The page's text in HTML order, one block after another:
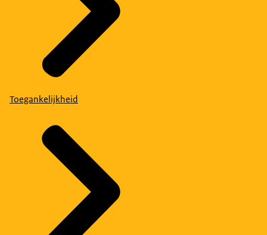
Toegankelijkheid